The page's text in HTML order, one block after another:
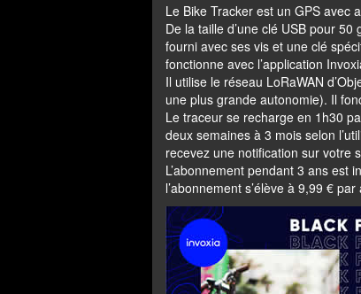
Le Bike Tracker est un GPS avec
De la taille d’une clé USB pour
fourni avec ses vis et une clé
fonctionne avec l’application
Il utilise le réseau LoRaWAN
une plus grande autonomie). Il
Le traceur se recharge en 1h30
deux semaines à 3 mois selon
recevez une notification sur votre
L’abonnement pendant 3 ans est
l’abonnement s’élève à 9,99 €